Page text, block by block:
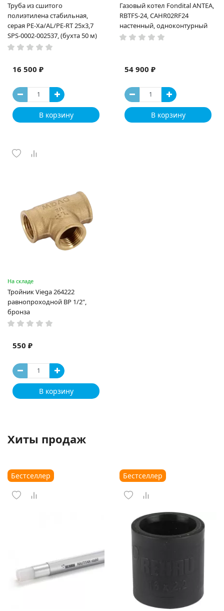
Труба из сшитого
полиэтилена стабильная,
серая PE-Xa/AL/PE-RT 25x3,7
SPS-0002-002537, (бухта 50 м)
16 500 ₽
В корзину
Газовый котел Fondital ANTEA,
RBTFS-24, CAHR02RF24
настенный, одноконтурный
54 900 ₽
В корзину
На складе
Тройник Viega 264222
равнопроходной ВР 1/2",
бронза
550 ₽
В корзину
Хиты продаж
Бестселлер Бестселлер